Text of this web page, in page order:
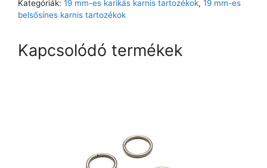
Kategóriák: 19 mm-es karikás karnis tartozékok, 19 mm-es
belsősínes karnis tartozékok
Kapcsolódó termékek